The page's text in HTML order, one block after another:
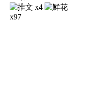
x4
x97